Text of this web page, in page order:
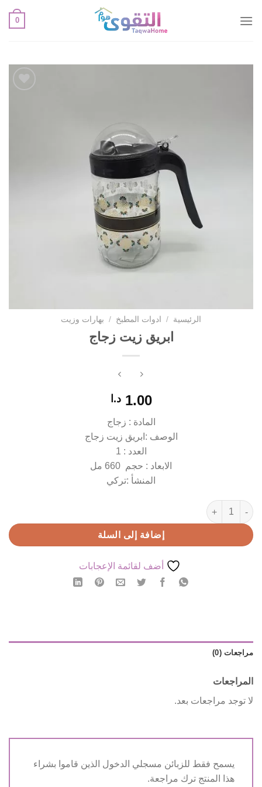
0
الرئيسية / ادوات المطبخ / بهارات وزيت
ابريق زيت زجاج
1.00 د.ا
المادة : زجاج
الوصف :ابريق زيت زجاج
العدد : 1
الابعاد : حجم 660 مل
المنشأ :تركي
كمية ابريق زيت زجاج
إضافة إلى السلة
أضف لقائمة الإعجابات
مراجعات (0)
المراجعات
لا توجد مراجعات بعد.
يسمح فقط للزبائن مسجلي الدخول الذين قاموا بشراء
هذا المنتج ترك مراجعة.